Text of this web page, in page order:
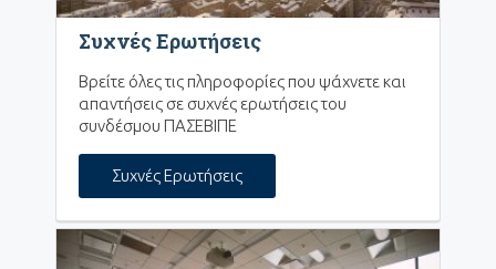
Συχνές Ερωτήσεις
Βρείτε όλες τις πληροφορίες που ψάχνετε και
απαντήσεις σε συχνές ερωτήσεις του
συνδέσμου ΠΑΣΕΒΙΠΕ
Συχνές Ερωτήσεις